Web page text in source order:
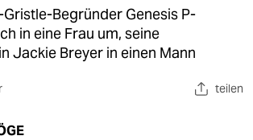
Begründer Genesis P-
in eine Frau um, seine
Jackie Breyer in einen Mann
teilen